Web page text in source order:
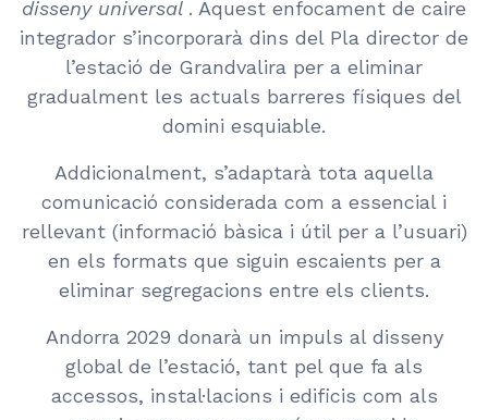
disseny universal . Aquest enfocament de caire
integrador s’incorporarà dins del Pla director de
l’estació de Grandvalira per a eliminar
gradualment les actuals barreres físiques del
domini esquiable.
Addicionalment, s’adaptarà tota aquella
comunicació considerada com a essencial i
rellevant (informació bàsica i útil per a l’usuari)
en els formats que siguin escaients per a
eliminar segregacions entre els clients.
Andorra 2029 donarà un impuls al disseny
global de l’estació, tant pel que fa als
accessos, instal·lacions i edificis com als